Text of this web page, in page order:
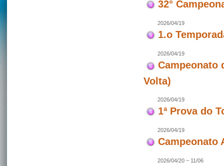
32°
2026/04/19
1.o
2026/04/19
Campeonato
Volta)
2026/04/19
1ª Prova do
2026/04/19
Campeonato
2026/04/20 ~ 11/06